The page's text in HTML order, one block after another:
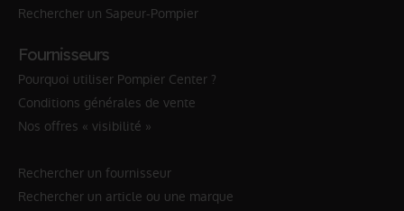
Rechercher un Sapeur-Pompier
Fournisseurs
Pourquoi utiliser Pompier Center ?
Conditions générales de vente
Nos offres « visibilité »
Rechercher un fournisseur
Rechercher un article ou une marque